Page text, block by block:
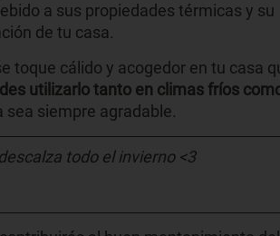
a sus propiedades térmicas y su
de tu casa.
toque cálido y acogedor en tu casa
utilizarlo tanto en climas fríos
siempre agradable.
todo el invierno <3